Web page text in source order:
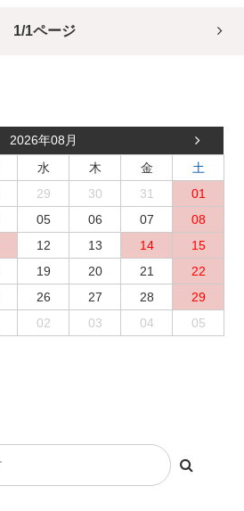
1/1ページ
2026年08月
水 木 金
土
29 30 31
01
05 06 07
08
12 13 14
15
19 20 21
22
26 27 28
29
02 03 04 05